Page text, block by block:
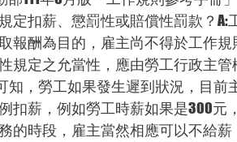
定扣薪、懲罰性或賠償性罰款？
報酬為目的，雇主尚不得於工作
規定之允當性，應由勞工行政主
知，勞工如果發生遲到狀況，目
扣薪，例如勞工時薪如果是300元
的時段，雇主當然相應可以不給